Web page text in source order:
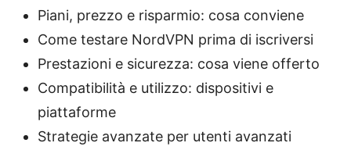
Piani, prezzo e risparmio: cosa conviene
Come testare NordVPN prima di iscriversi
Prestazioni e sicurezza: cosa viene offerto
Compatibilità e utilizzo: dispositivi e
piattaforme
Strategie avanzate per utenti avanzati